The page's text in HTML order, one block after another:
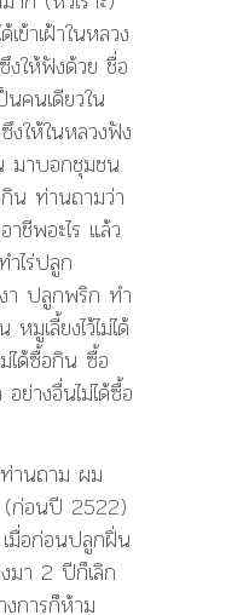
ข้าเฝ้าในหลวง
ให้ฟังด้วย ชื่อ
นคนเดียวใน
ให้ในหลวงฟัง
มาบอกชุมชน
น ท่านถามว่า
ชีพอะไร แล้ว
ไร่ปลูก
า ปลูกพริก ทำ
มูเลี้ยงไว้ไม่ได้
ได้ซื้อกิน ซื้อ
ย่างอื่นไม่ได้ซื้อ
านถาม ผม
(ก่อนปี 2522)
มื่อก่อนปลูกฝิ่น
มา 2 ปีก็เลิก
การก็ห้าม